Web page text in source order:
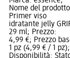
Nome del
Primer viso
idratante jelly
29 ml; Prezzo:
4,99 €; Prezzo
1 pz (4,99 € / 1 pz);
Disponibilità: